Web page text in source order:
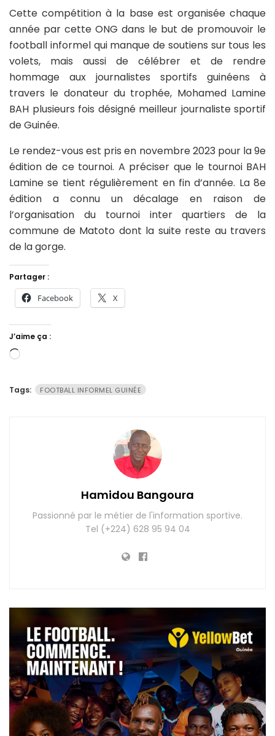
Cette compétition à la base est organisée chaque
année par cette ONG dans le but de promouvoir le
football informel qui manque de soutiens sur tous les
volets, mais aussi de célébrer et de rendre
hommage aux journalistes sportifs guinéens à
travers le donateur du trophée, Mohamed Lamine
BAH plusieurs fois désigné meilleur journaliste sportif
de Guinée.
Le rendez-vous est pris en novembre 2023 pour la 9e
édition de ce tournoi. A préciser que le tournoi BAH
Lamine se tient régulièrement en fin d’année. La 8e
édition a connu un décalage en raison de
l’organisation du tournoi inter quartiers de la
commune de Matoto dont la suite reste au travers
de la gorge.
Partager :
Facebook X
J’aime ça :
Chargement…
Tags: FOOTBALL INFORMEL GUINÉE
Hamidou Bangoura
Passionné par le métier de l'information sportive.
Tel (+224) 628 95 94 04